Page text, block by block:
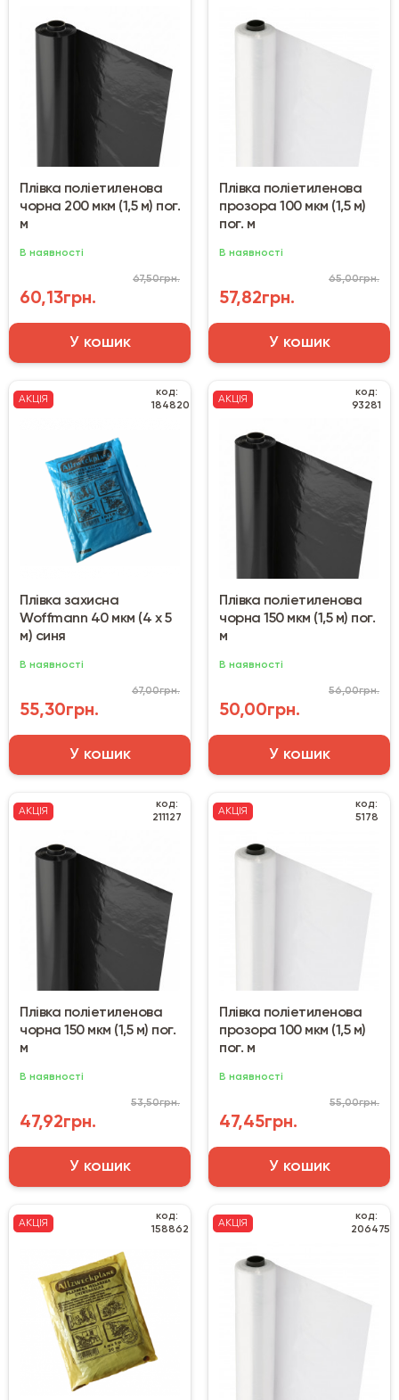
Плівка поліетиленова
чорна 200 мкм (1,5 м) пог.
м
В наявності
60,13грн.
67,50грн.
У кошик
Плівка поліетиленова
прозора 100 мкм (1,5 м)
пог. м
В наявності
57,82грн.
65,00грн.
У кошик
АКЦІЯ
код:
184820
Плівка захисна
Woffmann 40 мкм (4 х 5
м) синя
В наявності
55,30грн.
67,00грн.
У кошик
АКЦІЯ
код:
93281
Плівка поліетиленова
чорна 150 мкм (1,5 м) пог.
м
В наявності
50,00грн.
56,00грн.
У кошик
АКЦІЯ
код:
211127
Плівка поліетиленова
чорна 150 мкм (1,5 м) пог.
м
В наявності
47,92грн.
53,50грн.
У кошик
АКЦІЯ
код:
5178
Плівка поліетиленова
прозора 100 мкм (1,5 м)
пог. м
В наявності
47,45грн.
55,00грн.
У кошик
АКЦІЯ
код:
158862
АКЦІЯ
код:
206475